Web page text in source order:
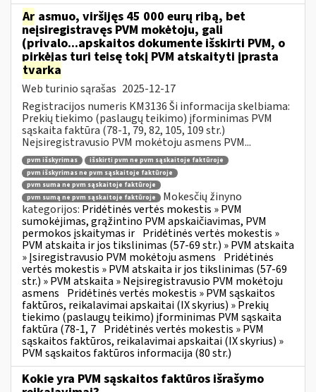
Ar asmuo, viršijęs 45 000 eurų ribą, bet
neįsiregistravęs PVM mokėtoju, gali
(privalo...apskaitos dokumente išskirti PVM, o
pirkėjas turi teisę tokį PVM atskaityti įprasta
tvarka
Web turinio sąrašas 2025-12-17
Registracijos numeris KM3136 Ši informacija skelbiama:
Prekių tiekimo (paslaugų teikimo) įforminimas PVM
sąskaita faktūra (78-1, 79, 82, 105, 109 str.)
Neįsiregistravusio PVM mokėtoju asmens PVM...
pvm išskyrimas
išskirti pvm ne pvm sąskaitoje faktūroje
pvm išskyrimas ne pvm sąskaitoje faktūroje
pvm suma ne pvm sąskaitoje faktūroje
pvm sumą ne pvm sąskaitoje faktūroje
Mokesčių žinyno
kategorijos: Pridėtinės vertės mokestis » PVM
sumokėjimas, grąžintino PVM apskaičiavimas, PVM
permokos įskaitymas ir Pridėtinės vertės mokestis »
PVM atskaita ir jos tikslinimas (57-69 str.) » PVM atskaita
» Įsiregistravusio PVM mokėtoju asmens Pridėtinės
vertės mokestis » PVM atskaita ir jos tikslinimas (57-69
str.) » PVM atskaita » Neįsiregistravusio PVM mokėtoju
asmens Pridėtinės vertės mokestis » PVM sąskaitos
faktūros, reikalavimai apskaitai (IX skyrius) » Prekių
tiekimo (paslaugų teikimo) įforminimas PVM sąskaita
faktūra (78-1, 7 Pridėtinės vertės mokestis » PVM
sąskaitos faktūros, reikalavimai apskaitai (IX skyrius) »
PVM sąskaitos faktūros informacija (80 str.)
Kokie yra PVM sąskaitos faktūros išrašymo